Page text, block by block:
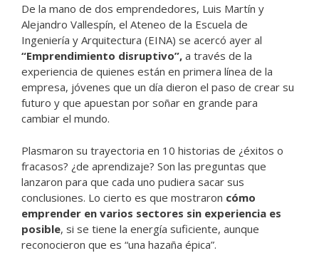
De la mano de dos emprendedores, Luis Martín y
Alejandro Vallespín, el Ateneo de la Escuela de
Ingeniería y Arquitectura (EINA) se acercó ayer al
“Emprendimiento disruptivo”, a través de la
experiencia de quienes están en primera línea de la
empresa, jóvenes que un día dieron el paso de crear su
futuro y que apuestan por soñar en grande para
cambiar el mundo.
Plasmaron su trayectoria en 10 historias de ¿éxitos o
fracasos? ¿de aprendizaje? Son las preguntas que
lanzaron para que cada uno pudiera sacar sus
conclusiones. Lo cierto es que mostraron cómo
emprender en varios sectores sin experiencia es
posible, si se tiene la energía suficiente, aunque
reconocieron que es “una hazaña épica”.